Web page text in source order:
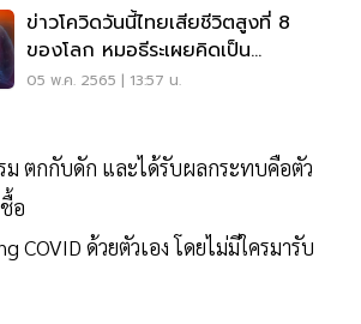
ข่าวโควิดวันนี้ไทยเสียชีวิตสูงที่ 8
ของโลก หมอธีระเผยคิดเป็น
27.6% เอเชีย
05 พ.ค. 2565 | 13:57 น.
ตกกับดัก และได้รับผลกระทบคือตัว
อ
COVID ด้วยตัวเอง โดยไม่มีใครมารับ